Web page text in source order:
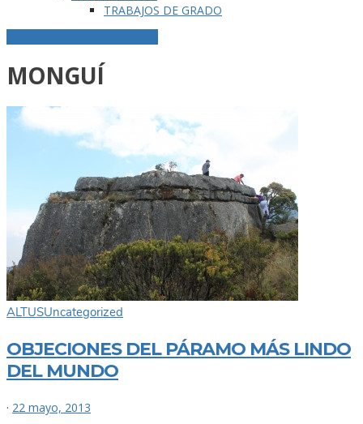
TRABAJOS DE GRADO
MONGUÍ
ALTUSUncategorized
OBJECIONES DEL PÁRAMO MÁS LINDO
DEL MUNDO
· 22 mayo, 2013